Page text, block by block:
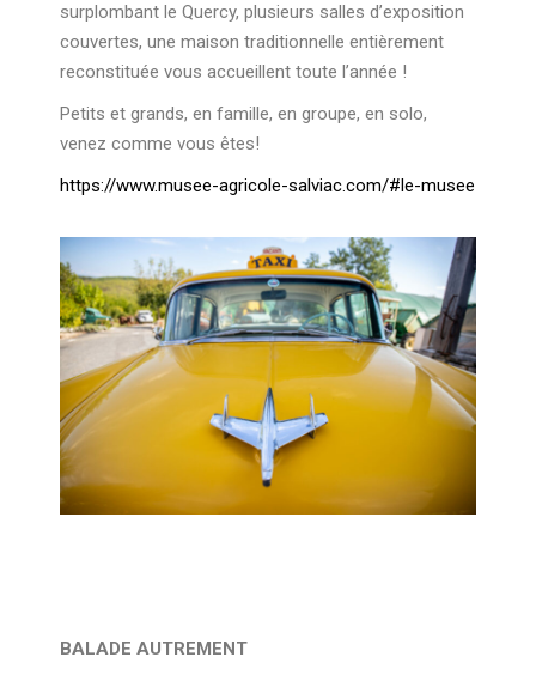
surplombant le Quercy, plusieurs salles d’exposition
couvertes, une maison traditionnelle entièrement
reconstituée vous accueillent toute l’année !
Petits et grands, en famille, en groupe, en solo,
venez comme vous êtes!
https://www.musee-agricole-salviac.com/#le-musee
BALADE AUTREMENT